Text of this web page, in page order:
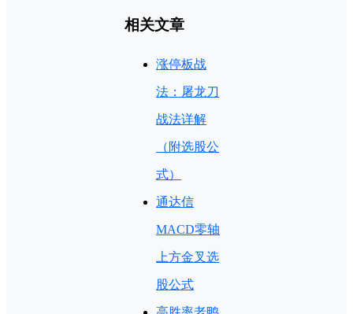
相关文章
涨停板战
法：屠龙刀
战法详解
（附选股公
式）
通达信
MACD零轴
上方金叉选
股公式